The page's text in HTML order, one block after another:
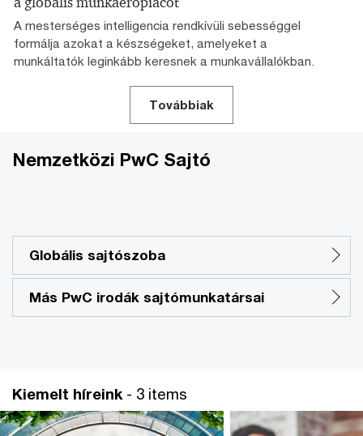
A mesterséges intelligencia rendkívüli sebességgel
formálja azokat a készségeket, amelyeket a
munkáltatók leginkább keresnek a munkavállalókban.
Továbbiak
Nemzetközi PwC Sajtó
Globális sajtószoba
Más PwC irodák sajtómunkatársai
Kiemelt híreink - 3 items